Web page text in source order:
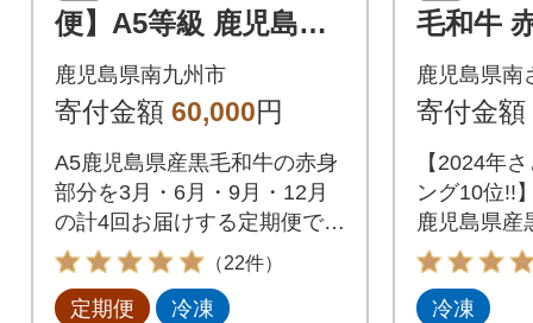
便】A5等級 鹿児島黒
毛和牛 赤身牛肉 定期
便(南九州市)全4回
鹿児島県南九州市
寄付金額 60,000円
A5鹿児島県産黒毛和牛の赤身
部分を3月・6月・9月・12月
の計4回お届けする定期便で
す。
（22件）
定期便 冷凍
毛和牛
イス
冷凍 ス
鹿児島県南
寄付金額
【2024年
ング10位!!
鹿児島県産
り。赤身な
の方にもお
冷凍